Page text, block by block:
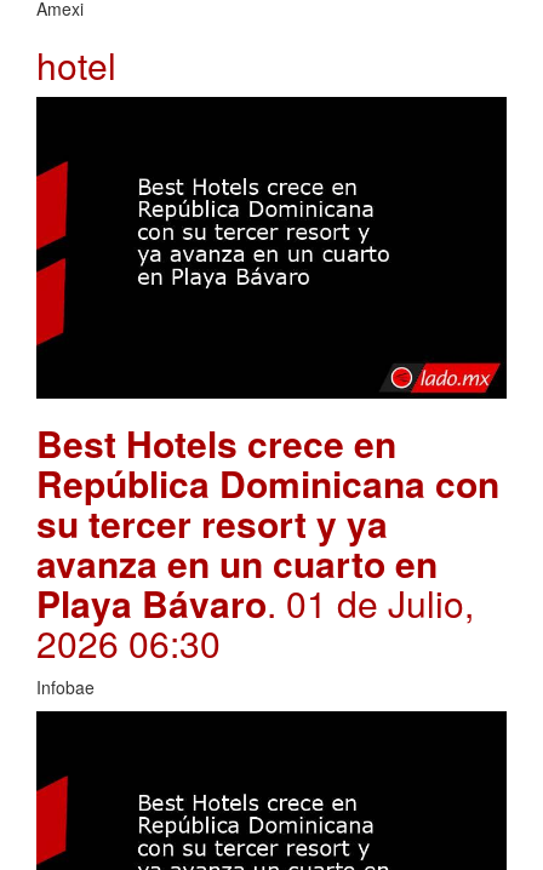
Amexi
hotel
Best Hotels crece en
República Dominicana con
su tercer resort y ya
avanza en un cuarto en
Playa Bávaro. 01 de Julio,
2026 06:30
Infobae